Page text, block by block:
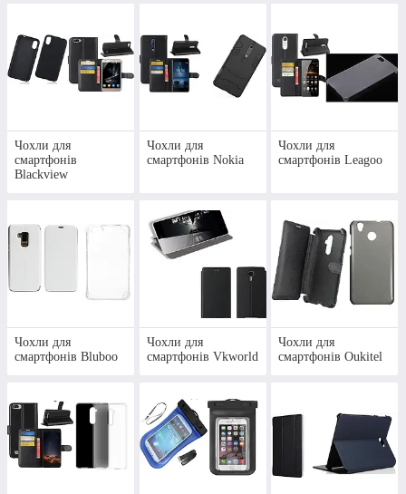
XIAOMI REDMI NOTE 11
PRO
Надійний захист від пошкоджень при ударах та
падіннях. Синтетичний матеріал, темно-матовий
Дізнатися деталі
Чохли для
смартфонів
Blackview
Чохли для
смартфонів Nokia
Чохли для
смартфонів Leagoo
Чохли для
смартфонів Bluboo
Чохли для
смартфонів Vkworld
Чохли для
смартфонів Oukitel